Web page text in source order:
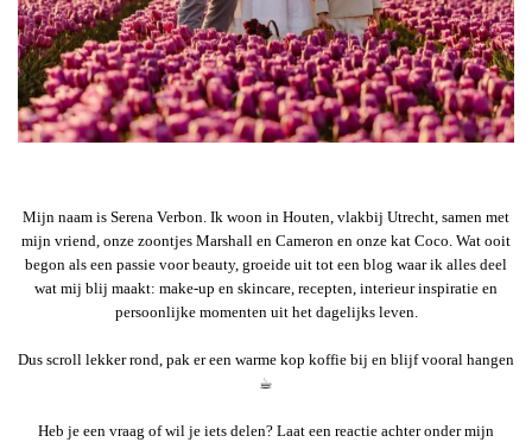
Mijn naam is Serena Verbon. Ik woon in Houten, vlakbij Utrecht, samen met
mijn vriend, onze zoontjes Marshall en Cameron en onze kat Coco. Wat ooit
begon als een passie voor beauty, groeide uit tot een blog waar ik alles deel
wat mij blij maakt: make-up en skincare, recepten, interieur inspiratie en
persoonlijke momenten uit het dagelijks leven.
Dus scroll lekker rond, pak er een warme kop koffie bij en blijf vooral hangen
☕︎
Heb je een vraag of wil je iets delen? Laat een reactie achter onder mijn